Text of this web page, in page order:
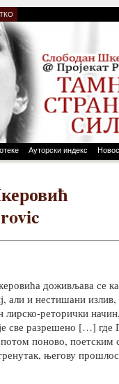
Ауторски индекс
доживљава се
али и нестишани излив,
лирско-реторички
све разрешено […] где
потом поново, поетским
његову